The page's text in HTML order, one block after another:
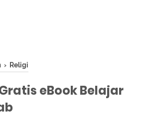
› Religi
eBook Belajar